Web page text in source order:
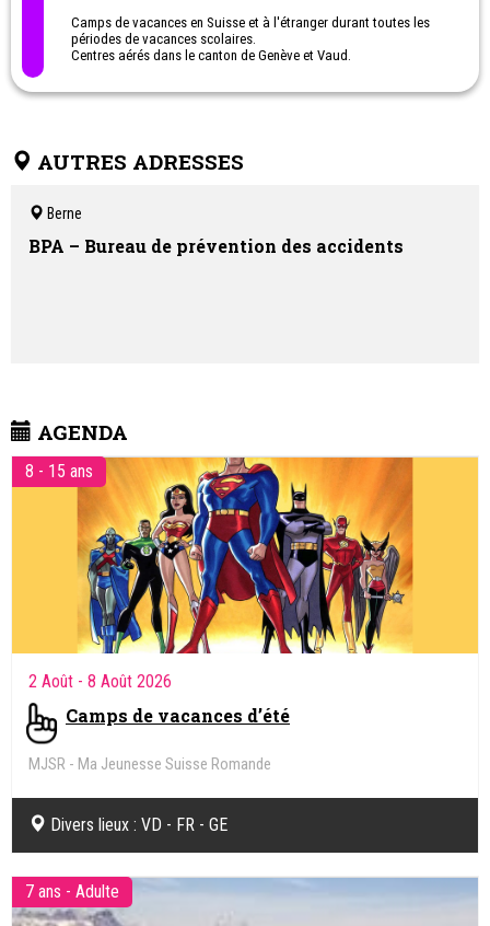
Camps de vacances en Suisse et à l'étranger durant toutes les
périodes de vacances scolaires.
Centres aérés dans le canton de Genève et Vaud.
Les + MJSR :L’enfant est au centre de nos préoccupations /
aérés.
AUTRES ADRESSES
Berne
BPA – Bureau de prévention des accidents
AGENDA
8 - 15 ans
2 Août - 8 Août 2026
Camps de vacances d’été
MJSR - Ma Jeunesse Suisse Romande
Divers lieux : VD - FR - GE
7 ans - Adulte